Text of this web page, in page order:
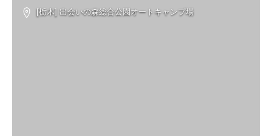
[栃木] 出会いの森総合公園オートキャンプ場